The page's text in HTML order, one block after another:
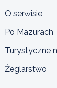
O serwisie
Po Mazurach
Turystyczne
Żeglarstwo